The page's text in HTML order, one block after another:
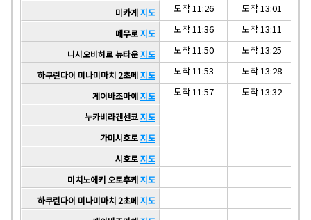
미카게지도 도착 11:26 도착 13:01
메무로지도 도착 11:36 도착 13:11
니시오비히로 뉴타운지도 도착 11:50 도착 13:25
하쿠린다이 미나미마치 2초메지도 도착 11:53 도착 13:28
게이바조마에지도 도착 11:57 도착 13:32
누카비라겐센쿄지도
가미시호로지도
시호로지도
미치노에키 오토후케지도
하쿠린다이 미나미마치 2초메지도